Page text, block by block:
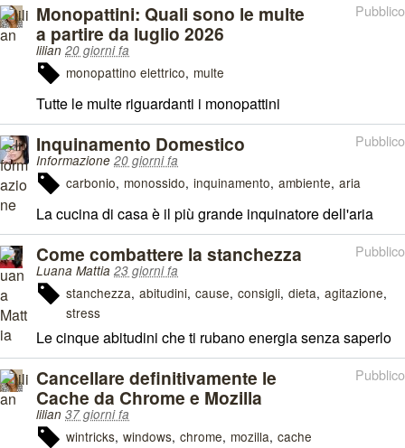
Pubblico
Monopattini: Quali sono le multe
a partire da luglio 2026
lilian 20 giorni fa
monopattino elettrico multe
Tutte le multe riguardanti i monopattini
Pubblico
Inquinamento Domestico
Informazione 20 giorni fa
carbonio monossido inquinamento ambiente aria
La cucina di casa è il più grande inquinatore dell'aria
Pubblico
Come combattere la stanchezza
Luana Mattia 23 giorni fa
stanchezza abitudini cause consigli dieta agitazione
stress
Le cinque abitudini che ti rubano energia senza saperlo
Pubblico
Cancellare definitivamente le
Cache da Chrome e Mozilla
lilian 37 giorni fa
wintricks windows chrome mozilla cache